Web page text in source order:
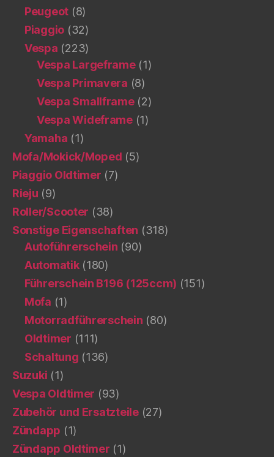
Peugeot (8)
Piaggio (32)
Vespa (223)
Vespa Largeframe(1)
Vespa Primavera (8)
Vespa Smallframe(2)
Vespa Wideframe(1)
Yamaha (1)
Mofa/Mokick/Moped (5)
Piaggio Oldtimer (7)
Rieju (9)
Roller/Scooter (38)
Sonstige Eigenschaften (318)
Autoführerschein (90)
Automatik(180)
Führerschein B196 (125ccm) (151)
Mofa (1)
Motorradführerschein (80)
Oldtimer (111)
Schaltung (136)
Suzuki (1)
Vespa Oldtimer (93)
Zubehör und Ersatzteile(27)
Zündapp (1)
Zündapp Oldtimer (1)